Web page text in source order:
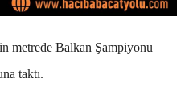
metrede Balkan Şampiyonu
taktı.